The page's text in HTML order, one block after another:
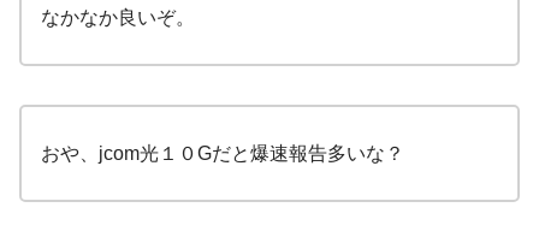
なかなか良いぞ。
おや、jcom光１０Gだと爆速報告多いな？